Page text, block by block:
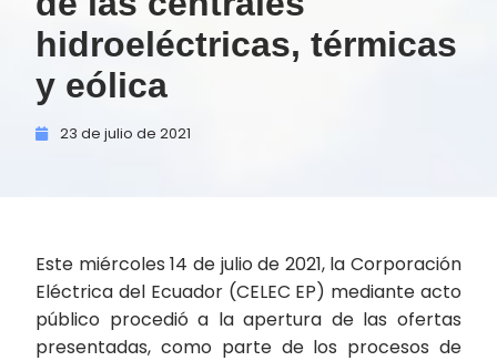
hidroeléctricas, térmicas
y eólica
23 de julio de 2021
Este miércoles 14 de julio de 2021, la Corporación
Eléctrica del Ecuador (CELEC EP) mediante acto
público procedió a la apertura de las ofertas
presentadas, como parte de los procesos de